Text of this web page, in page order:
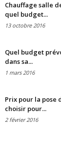
Chauffage salle
quel budget...
13 octobre 2016
Quel budget
dans sa...
1 mars 2016
Prix pour la pose
choisir pour...
2 février 2016